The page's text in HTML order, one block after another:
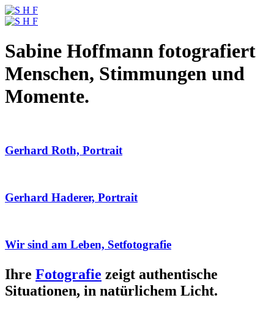
Sabine Hoffmann fotografiert
Menschen, Stimmungen und
Momente.
Gerhard Roth, Portrait
Gerhard Haderer, Portrait
Wir sind am Leben, Setfotografie
Ihre Fotografie zeigt authentische
Situationen, in natürlichem Licht.